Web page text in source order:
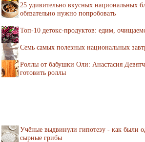
25 удивительно вкусных национальных
обязательно нужно попробовать
Топ-10 детокс-продуктов: едим,
Семь самых полезных национальных
Роллы от бабушки Оли: Анастасия
готовить роллы
Учёные выдвинули гипотезу - как были
сырные грибы